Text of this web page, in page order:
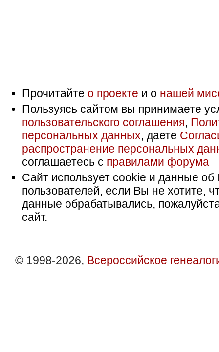
Прочитайте о проекте и о нашей
Пользуясь сайтом вы принимаете
пользовательского соглашения,
персональных данных, даете
распространение персональных
соглашаетесь с правилами форума
Сайт использует cookie и данные об
пользователей, если Вы не хотите,
данные обрабатывались,
сайт.
© 1998-2026, Всероссийское